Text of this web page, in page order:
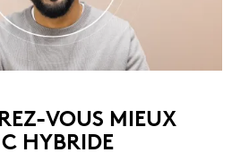
VOUS MIEUX
HYBRIDE